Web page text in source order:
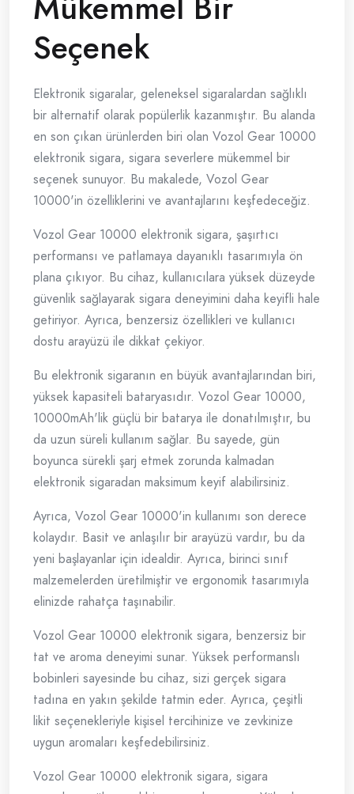
Seçenek
Elektronik sigaralar, geleneksel sigaralardan sağlıklı
bir alternatif olarak popülerlik kazanmıştır. Bu alanda
en son çıkan ürünlerden biri olan Vozol Gear 10000
elektronik sigara, sigara severlere mükemmel bir
seçenek sunuyor. Bu makalede, Vozol Gear
10000'in özelliklerini ve avantajlarını keşfedeceğiz.
Vozol Gear 10000 elektronik sigara, şaşırtıcı
performansı ve patlamaya dayanıklı tasarımıyla ön
plana çıkıyor. Bu cihaz, kullanıcılara yüksek düzeyde
güvenlik sağlayarak sigara deneyimini daha keyifli hale
getiriyor. Ayrıca, benzersiz özellikleri ve kullanıcı
dostu arayüzü ile dikkat çekiyor.
Bu elektronik sigaranın en büyük avantajlarından biri,
yüksek kapasiteli bataryasıdır. Vozol Gear 10000,
10000mAh'lik güçlü bir batarya ile donatılmıştır, bu
da uzun süreli kullanım sağlar. Bu sayede, gün
boyunca sürekli şarj etmek zorunda kalmadan
elektronik sigaradan maksimum keyif alabilirsiniz.
Ayrıca, Vozol Gear 10000'in kullanımı son derece
kolaydır. Basit ve anlaşılır bir arayüzü vardır, bu da
yeni başlayanlar için idealdir. Ayrıca, birinci sınıf
malzemelerden üretilmiştir ve ergonomik tasarımıyla
elinizde rahatça taşınabilir.
Vozol Gear 10000 elektronik sigara, benzersiz bir
tat ve aroma deneyimi sunar. Yüksek performanslı
bobinleri sayesinde bu cihaz, sizi gerçek sigara
tadına en yakın şekilde tatmin eder. Ayrıca, çeşitli
likit seçenekleriyle kişisel tercihinize ve zevkinize
uygun aromaları keşfedebilirsiniz.
Vozol Gear 10000 elektronik sigara, sigara